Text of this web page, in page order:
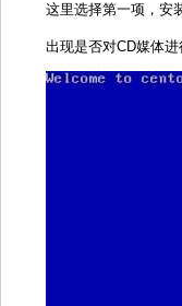
这里选择第一项，安
出现是否对CD媒体进